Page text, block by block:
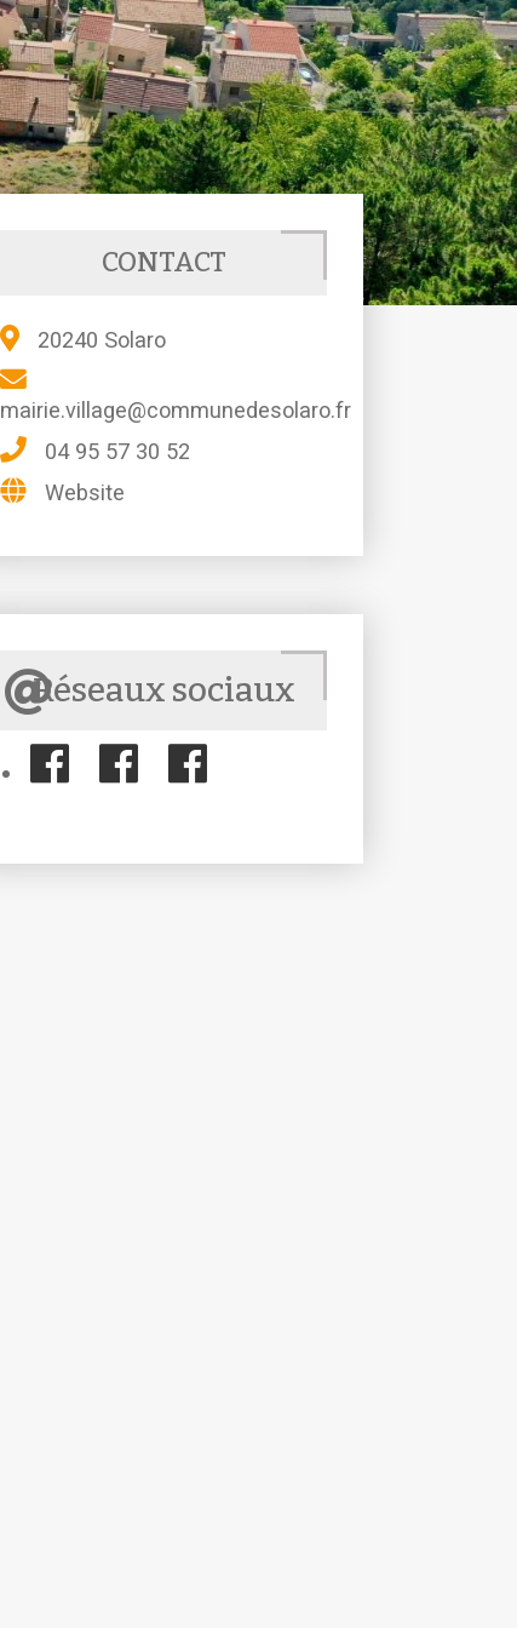
CONTACT
20240 Solaro
mairie.village@communedesolaro.fr
04 95 57 30 52
Website
Réseaux sociaux